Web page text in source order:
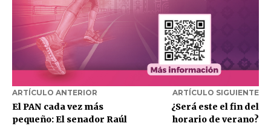
ARTÍCULO ANTERIOR
El PAN cada vez más
pequeño: El senador Raúl
ARTÍCULO SIGUIENTE
¿Será este el fin del
horario de verano?